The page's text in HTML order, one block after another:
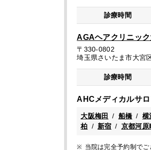
診療時間
AGAヘアクリニッ
〒330-0802
埼玉県さいたま市大宮
診療時間
AHCメディカルサ
大阪梅田 船橋
横
柏
新宿 京都河原
当院は完全予約制で